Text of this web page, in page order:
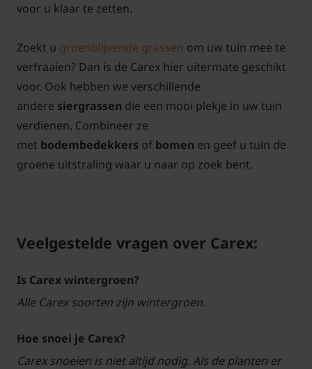
voor u klaar te zetten.
Zoekt u groenblijvende grassen om uw tuin mee te
verfraaien? Dan is de Carex hier uitermate geschikt
voor. Ook hebben we verschillende
andere siergrassen die een mooi plekje in uw tuin
verdienen. Combineer ze
met bodembedekkers of bomen en geef u tuin de
groene uitstraling waar u naar op zoek bent.
Veelgestelde vragen over Carex:
Is Carex wintergroen?
Alle Carex soorten zijn wintergroen.
Hoe snoei je Carex?
Carex snoeien is niet altijd nodig. Als de planten er